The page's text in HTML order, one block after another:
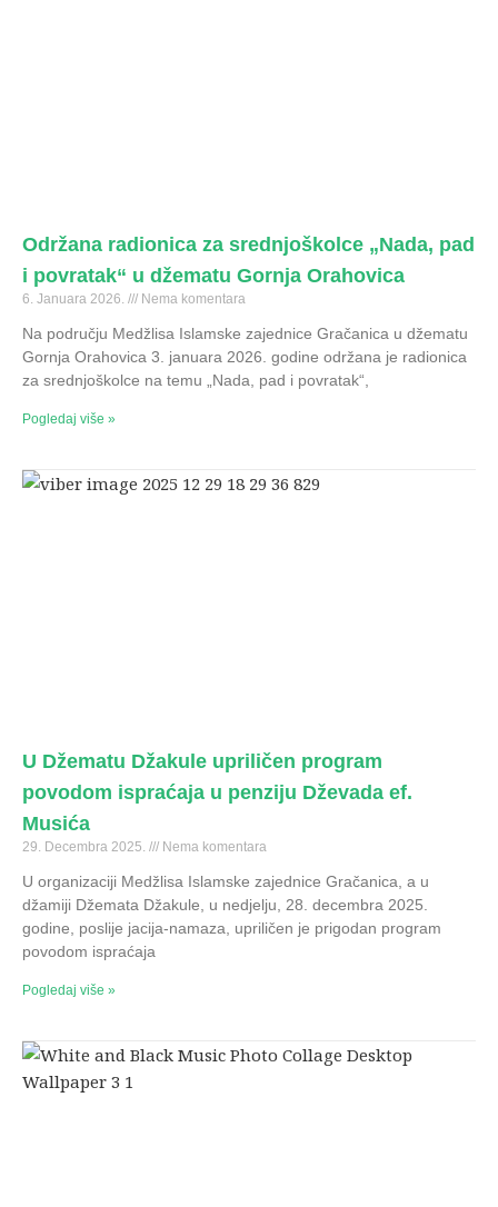
Održana radionica za srednjoškolce „Nada, pad
i povratak“ u džematu Gornja Orahovica
6. Januara 2026. Nema komentara
Na području Medžlisa Islamske zajednice Gračanica u džematu
Gornja Orahovica 3. januara 2026. godine održana je radionica
za srednjoškolce na temu „Nada, pad i povratak“,
Pogledaj više »
U Džematu Džakule upriličen program
povodom ispraćaja u penziju Dževada ef.
Musića
29. Decembra 2025. Nema komentara
U organizaciji Medžlisa Islamske zajednice Gračanica, a u
džamiji Džemata Džakule, u nedjelju, 28. decembra 2025.
godine, poslije jacija-namaza, upriličen je prigodan program
povodom ispraćaja
Pogledaj više »